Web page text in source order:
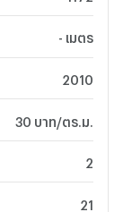
- เมตร
2010
30 บาท/ตร.ม.
2
21